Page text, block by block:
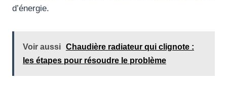
d’énergie.
Voir aussi Chaudière radiateur qui clignote :
les étapes pour résoudre le problème